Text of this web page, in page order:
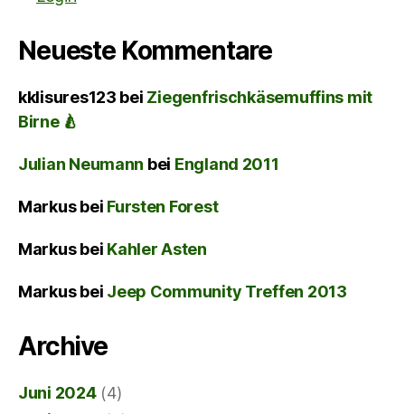
Neueste Kommentare
kklisures123 bei Ziegenfrischkäsemuffins mit
Birne 🍐
Julian Neumann bei England 2011
Markusbei Fursten Forest
Markusbei Kahler Asten
Markusbei Jeep Community Treffen 2013
Archive
Juni 2024(4)